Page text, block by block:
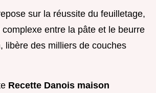
sur la réussite du feuilletage,
entre la pâte et le beurre
libère des milliers de couches
Recette Danois maison